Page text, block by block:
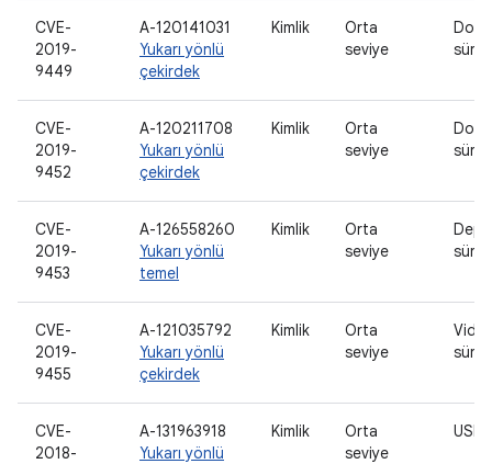
CVE-
2019-
9449
A-120141031
Yukarı yönlü
çekirdek
Kimlik
Orta
seviye
CVE-
2019-
9452
A-120211708
Yukarı yönlü
çekirdek
Kimlik
Orta
seviye
CVE-
2019-
9453
A-126558260
Yukarı yönlü
temel
Kimlik
Orta
seviye
CVE-
2019-
9455
A-121035792
Yukarı yönlü
çekirdek
Kimlik
Orta
seviye
CVE-
2018-
A-131963918
Yukarı yönlü
Kimlik
Orta
seviye
USB